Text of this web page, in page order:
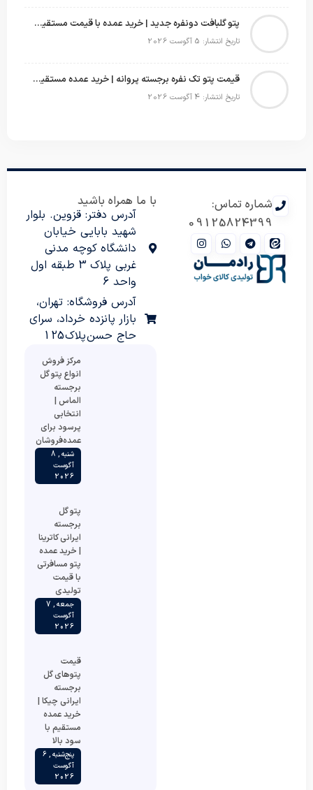
پتو گلبافت دونفره جدید | خرید عمده با قیمت مستقیم و طرح‌های پرفروش بازار
تاریخ انتشار: 5 آگوست 2026
قیمت پتو تک نفره برجسته پروانه | خرید عمده مستقیم با بهترین قیمت بازار
تاریخ انتشار: 4 آگوست 2026
شماره تماس:
09125824399
با ما همراه باشید
آدرس دفتر: قزوین. بلوار
شهید بابایی خیابان
دانشگاه کوچه مدنی
غربی پلاک 3 طبقه اول
واحد 6
آدرس فروشگاه: تهران،
بازار پانزده خرداد، سرای
حاج حسن پلاک 125
مرکز فروش
انواع پتو گل
برجسته
الماس |
انتخابی
پرسود برای
عمده‌فروشان
شنبه , 8
آگوست
2026
پتو گل
برجسته
ایرانی کاترینا
| خرید عمده
پتو مسافرتی
با قیمت
تولیدی
جمعه , 7
آگوست
2026
قیمت
پتوهای گل
برجسته
ایرانی چیکا |
خرید عمده
مستقیم با
سود بالا
پنج‌شنبه , 6
آگوست
2026